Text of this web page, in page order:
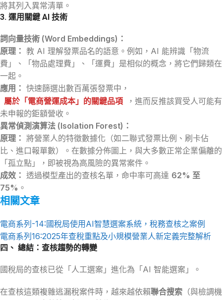
將其列入異常清單。
3. 運用關鍵 AI 技術
詞向量技術 (Word Embeddings)：
原理： 教 AI 理解發票品名的語意。例如，AI 能辨識「物流
費」、「物品處理費」、「運費」是相似的概念，將它們歸類在
一起。
應用： 快速篩選出數百萬張發票中，
屬於「電商營運成本」的關鍵品項
，進而反推該買受人可能有
未申報的鉅額營收。
異常偵測演算法 (Isolation Forest)：
原理： 將營業人的特徵數據化（如二聯式發票比例、刷卡佔
比、進口報單數）。在數據分佈圖上，與大多數正常企業偏離的
「孤立點」，即被視為高風險的異常案件。
成效： 透過模型產出的查核名單，命中率可高達 62% 至
75% 。
相關文章
電商系列-14:國稅局使用AI智慧選案系統，稅務查核之案例
電商系列16:2025年查稅重點及小規模營業人新定義完整解析
四、 總結：查核趨勢的轉變
國稅局的查核已從「人工選案」進化為「AI 智能選案」。
在查核這類複雜逃漏稅案件時，越來越依賴聯合搜索 （與檢調機